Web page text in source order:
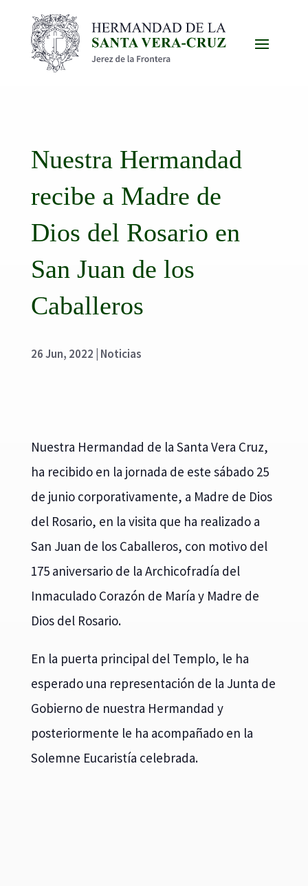
Nuestra Hermandad
recibe a Madre de
Dios del Rosario en
San Juan de los
Caballeros
26 Jun, 2022 Noticias
Nuestra Hermandad de la Santa Vera Cruz,
ha recibido en la jornada de este sábado 25
de junio corporativamente, a Madre de Dios
del Rosario, en la visita que ha realizado a
San Juan de los Caballeros, con motivo del
175 aniversario de la Archicofradía del
Inmaculado Corazón de María y Madre de
Dios del Rosario.
En la puerta principal del Templo, le ha
esperado una representación de la Junta de
Gobierno de nuestra Hermandad y
posteriormente le ha acompañado en la
Solemne Eucaristía celebrada.